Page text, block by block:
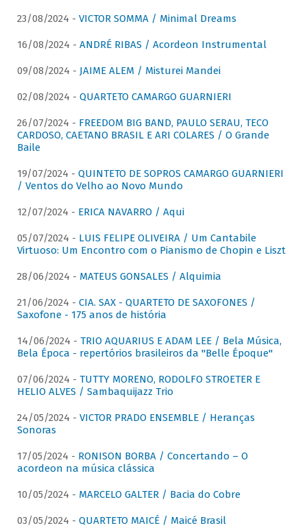
23/08/2024 - VICTOR SOMMA / Minimal Dreams
16/08/2024 - ANDRÉ RIBAS / Acordeon Instrumental
09/08/2024 - JAIME ALEM / Misturei Mandei
02/08/2024 - QUARTETO CAMARGO GUARNIERI
26/07/2024 - FREEDOM BIG BAND, PAULO SERAU, TECO
CARDOSO, CAETANO BRASIL E ARI COLARES / O Grande
Baile
19/07/2024 - QUINTETO DE SOPROS CAMARGO GUARNIERI
/ Ventos do Velho ao Novo Mundo
12/07/2024 - ERICA NAVARRO / Aqui
05/07/2024 - LUIS FELIPE OLIVEIRA / Um Cantabile
Virtuoso: Um Encontro com o Pianismo de Chopin e Liszt
28/06/2024 - MATEUS GONSALES / Alquimia
21/06/2024 - CIA. SAX - QUARTETO DE SAXOFONES /
Saxofone - 175 anos de história
14/06/2024 - TRIO AQUARIUS E ADAM LEE / Bela Música,
Bela Época - repertórios brasileiros da "Belle Époque"
07/06/2024 - TUTTY MORENO, RODOLFO STROETER E
HELIO ALVES / Sambaquijazz Trio
24/05/2024 - VICTOR PRADO ENSEMBLE / Heranças
Sonoras
17/05/2024 - RONISON BORBA / Concertando – O
acordeon na música clássica
10/05/2024 - MARCELO GALTER / Bacia do Cobre
03/05/2024 - QUARTETO MAICÉ / Maicé Brasil